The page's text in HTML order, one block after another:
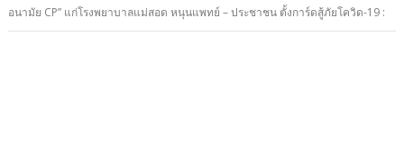
อนามัย CP” แก่โรงพยาบาลแม่สอด หนุนแพทย์ – ประชาชน ตั้งการ์ดสู้ภัยโควิด-19 :